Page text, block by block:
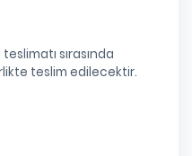
sırasında
teslim edilecektir.